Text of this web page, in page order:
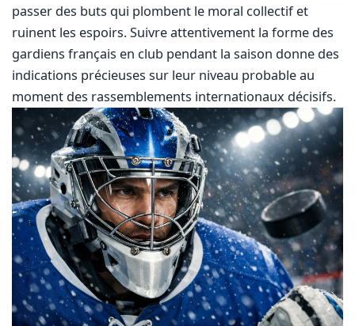
passer des buts qui plombent le moral collectif et
ruinent les espoirs. Suivre attentivement la forme des
gardiens français en club pendant la saison donne des
indications précieuses sur leur niveau probable au
moment des rassemblements internationaux décisifs.